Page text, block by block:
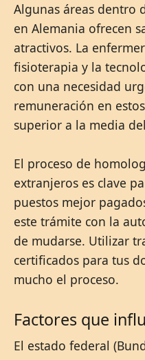
Algunas áreas dentro
en Alemania ofrecen
atractivos. La
fisioterapia y la
con una necesidad
remuneración en
superior a la media
El proceso de
extranjeros es clave
puestos mejor
este trámite con la
de mudarse. Utilizar
certificados para tus
mucho el proceso.
Factores que
El estado federal